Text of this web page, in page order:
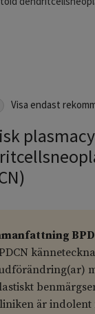
Visa endast
är indolent